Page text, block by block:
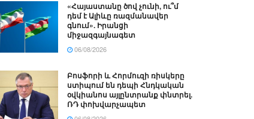
«Հայաստանը ծով չունի, ու՞մ
դեմ է Ալիևը ռազմանավեր
գնում». Իրանցի
միջազգայնագետ
06/08/2026
Բոսֆորի և Հորմուզի ռիսկերը
ստիպում են դեպի Հնդկական
օվկիանոս այլընտրանք փնտրել.
ՌԴ փոխվարչապետ